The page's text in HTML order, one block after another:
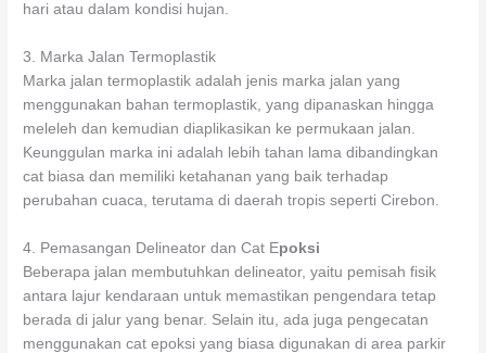
hari atau dalam kondisi hujan.
3. Marka Jalan Termoplastik
Marka jalan termoplastik adalah jenis marka jalan yang
menggunakan bahan termoplastik, yang dipanaskan hingga
meleleh dan kemudian diaplikasikan ke permukaan jalan.
Keunggulan marka ini adalah lebih tahan lama dibandingkan
cat biasa dan memiliki ketahanan yang baik terhadap
perubahan cuaca, terutama di daerah tropis seperti Cirebon.
4. Pemasangan Delineator dan Cat Epoksi
Beberapa jalan membutuhkan delineator, yaitu pemisah fisik
antara lajur kendaraan untuk memastikan pengendara tetap
berada di jalur yang benar. Selain itu, ada juga pengecatan
menggunakan cat epoksi yang biasa digunakan di area parkir